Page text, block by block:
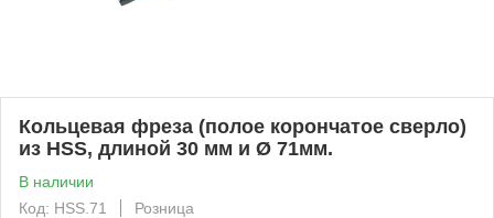
Кольцевая фреза (полое корончатое сверло)
из HSS, длиной 30 мм и Ø 71мм.
В наличии
Код: HSS.71
Розница